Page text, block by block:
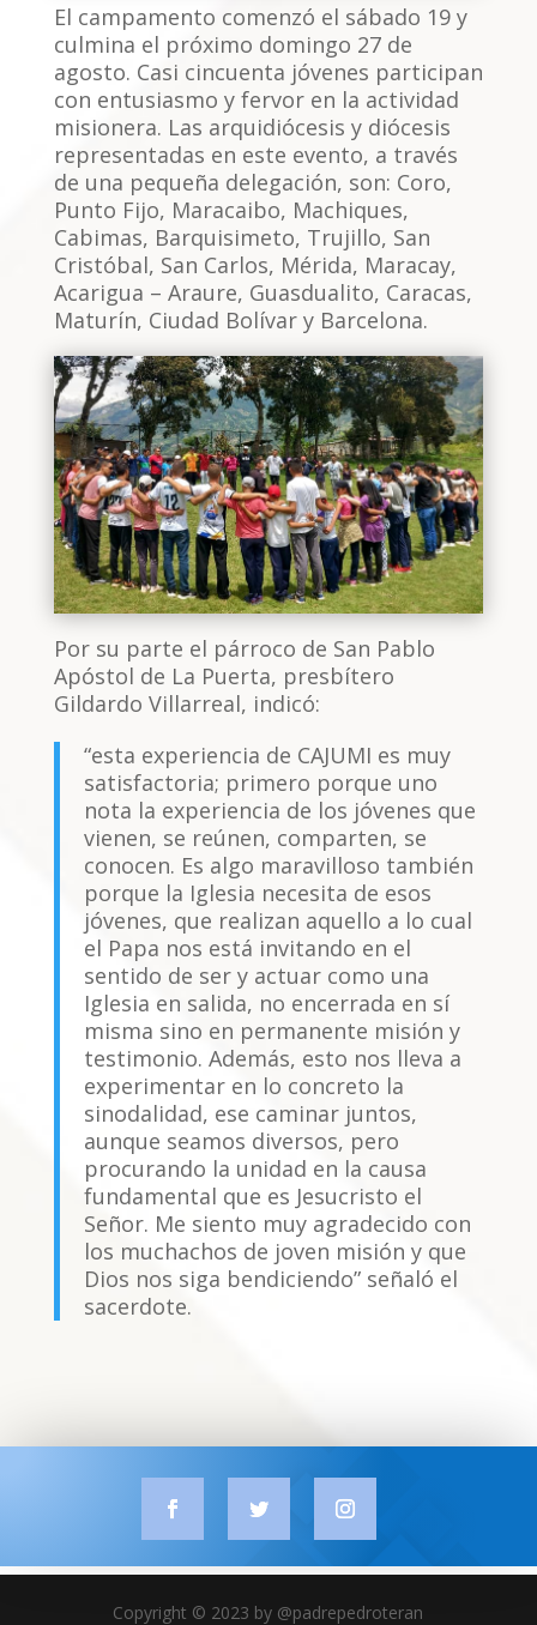
El campamento comenzó el sábado 19 y
culmina el próximo domingo 27 de
agosto. Casi cincuenta jóvenes participan
con entusiasmo y fervor en la actividad
misionera. Las arquidiócesis y diócesis
representadas en este evento, a través
de una pequeña delegación, son: Coro,
Punto Fijo, Maracaibo, Machiques,
Cabimas, Barquisimeto, Trujillo, San
Cristóbal, San Carlos, Mérida, Maracay,
Acarigua – Araure, Guasdualito, Caracas,
Maturín, Ciudad Bolívar y Barcelona.
Por su parte el párroco de San Pablo
Apóstol de La Puerta, presbítero
Gildardo Villarreal, indicó:
“esta experiencia de CAJUMI es muy
satisfactoria; primero porque uno
nota la experiencia de los jóvenes que
vienen, se reúnen, comparten, se
conocen. Es algo maravilloso también
porque la Iglesia necesita de esos
jóvenes, que realizan aquello a lo cual
el Papa nos está invitando en el
sentido de ser y actuar como una
Iglesia en salida, no encerrada en sí
misma sino en permanente misión y
testimonio. Además, esto nos lleva a
experimentar en lo concreto la
sinodalidad, ese caminar juntos,
aunque seamos diversos, pero
procurando la unidad en la causa
fundamental que es Jesucristo el
Señor. Me siento muy agradecido con
los muchachos de joven misión y que
Dios nos siga bendiciendo” señaló el
sacerdote.
Copyright © 2023 by @padrepedroteran